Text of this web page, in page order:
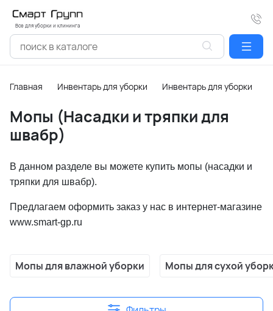
Все для уборки и клининга
Главная Инвентарь для уборки Инвентарь для уборки пола
Мопы (Насадки и тряпки для
швабр)
В данном разделе вы можете купить мопы (насадки и
тряпки для швабр).
Предлагаем оформить заказ у нас в интернет-магазине
www.smart-gp.ru
Мопы для влажной уборки Мопы для сухой